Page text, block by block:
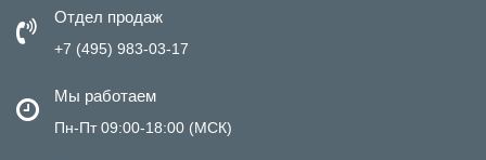
Отдел продаж
+7 (495) 983-03-17
Мы работаем
Пн-Пт 09:00-18:00 (МСК)